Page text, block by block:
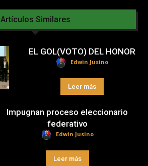
Artículos Similares
EL GOL(VOTO) DEL HONOR
Edwin Jusino
Leer más
Impugnan proceso eleccionario
federativo
Edwin Jusino
Leer más